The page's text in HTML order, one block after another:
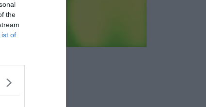
the
of